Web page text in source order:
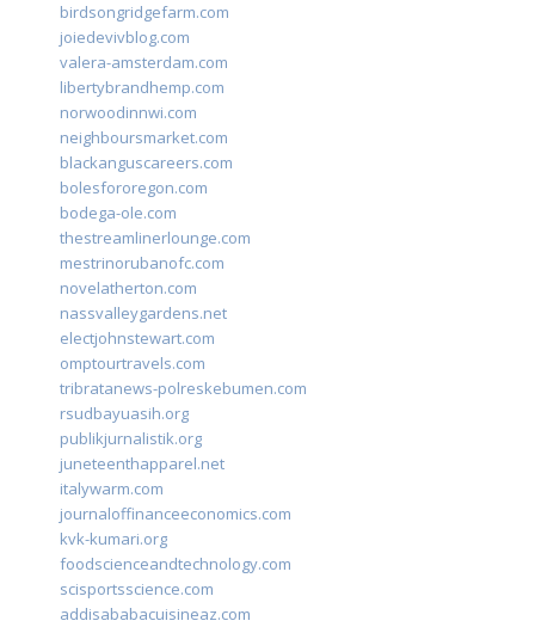
birdsongridgefarm.com
joiedevivblog.com
valera-amsterdam.com
libertybrandhemp.com
norwoodinnwi.com
neighboursmarket.com
blackanguscareers.com
bolesfororegon.com
bodega-ole.com
thestreamlinerlounge.com
mestrinorubanofc.com
novelatherton.com
nassvalleygardens.net
electjohnstewart.com
omptourtravels.com
tribratanews-polreskebumen.com
rsudbayuasih.org
publikjurnalistik.org
juneteenthapparel.net
italywarm.com
journaloffinanceeconomics.com
kvk-kumari.org
foodscienceandtechnology.com
scisportsscience.com
addisababacuisineaz.com